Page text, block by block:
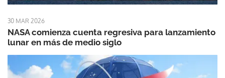
30 MAR 2026
NASA comienza cuenta regresiva para lanzamiento
lunar en más de medio siglo